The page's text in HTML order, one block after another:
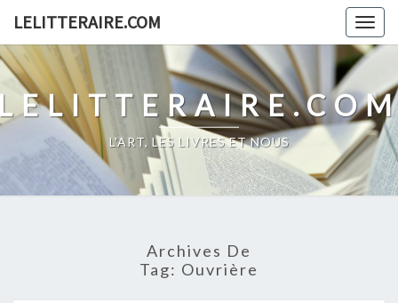
content
LELITTERAIRE.COM
L'ART, LES LIVRES ET NOUS
Archives De
Tag: Ouvrière